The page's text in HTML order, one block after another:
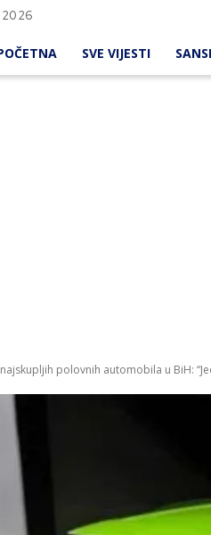
SVE VIJESTI
polovnih automobila u BiH: